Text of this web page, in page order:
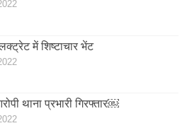
में शिष्टाचार भेंट
थाना प्रभारी गिरफ्तार￼